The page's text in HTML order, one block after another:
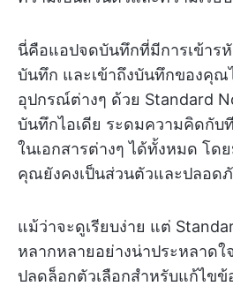
นี่คือแอปจดบันทึกที่มีการเข้าร
บันทึก และเข้าถึงบันทึกของคุ
อุปกรณ์ต่างๆ ด้วย Standard
บันทึกไอเดีย ระดมความคิดกับ
ในเอกสารต่างๆ ได้ทั้งหมด โด
คุณยังคงเป็นส่วนตัวและปลอด
แม้ว่าจะดูเรียบง่าย แต่
หลากหลายอย่างน่าประหลาด
ปลดล็อกตัวเลือกสำหรับแก้ไข